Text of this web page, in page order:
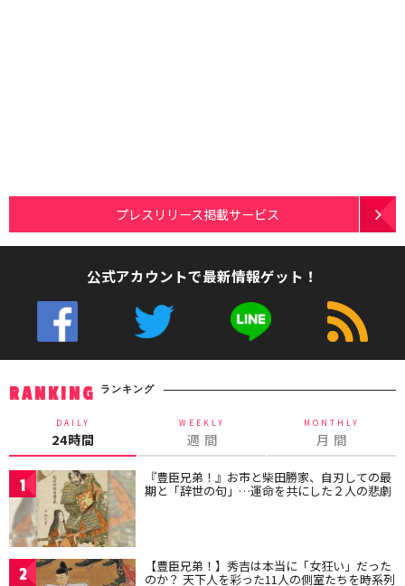
プレスリリース掲載サービス
公式アカウントで最新情報ゲット！
RANKING ランキング
DAILY
24時間
WEEKLY
週 間
MONTHLY
月 間
1 『豊臣兄弟！』お市と柴田勝家、自刃しての最
期と「辞世の句」…運命を共にした２人の悲劇
2 【豊臣兄弟！】秀吉は本当に「女狂い」だった
のか？ 天下人を彩った11人の側室たちを時系列